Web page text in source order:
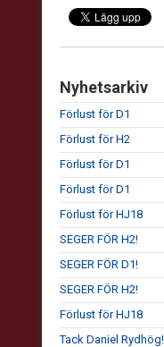
Nyhetsarkiv
Förlust för D1
Förlust för H2
Förlust för D1
Förlust för D1
Förlust för HJ18
SEGER FÖR H2!
SEGER FÖR D1!
SEGER FÖR H2!
Förlust för HJ18
Tack Daniel Rydhög!